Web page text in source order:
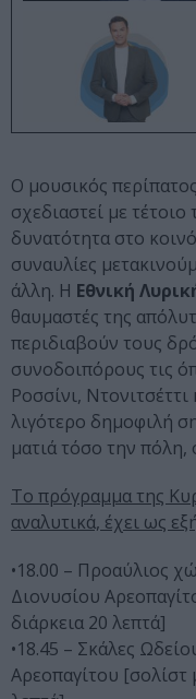
Ο μουσικός
σχεδιαστεί με
δυνατότητα στο
συναυλίες
άλλη. Η Εθνική
θαυμαστές της
περιδιαβούν τους
συνοδοιπόρους τις
Ροσσίνι,
λιγότερο δημοφιλή
ματιά τόσο την πόλη,
Το πρόγραμμα της
αναλυτικά, έχει ως
•18.00 – Προαύλιος
Διονυσίου
διάρκεια 20 λεπτά]
•18.45 – Σκάλες
Αρεοπαγίτου [σολίστ